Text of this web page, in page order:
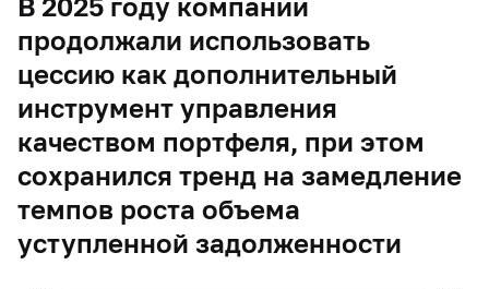
продолжали использовать
цессию как дополнительный
инструмент управления
качеством портфеля, при этом
сохранился тренд на замедление
темпов роста объема
уступленной задолженности